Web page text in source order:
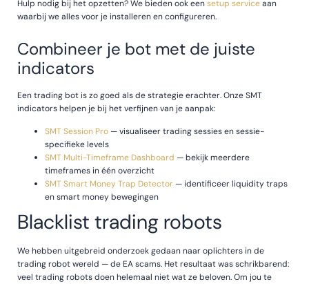
Hulp nodig bij het opzetten? We bieden ook eensetup serviceaan
waarbij we alles voor je installeren en configureren.
Combineer je bot met de juiste
indicators
Een trading bot is zo goed als de strategie erachter. Onze SMT
indicators helpen je bij het verfijnen van je aanpak:
SMT Session Pro— visualiseer trading sessies en sessie-
specifieke levels
SMT Multi-Timeframe Dashboard — bekijk meerdere
timeframes in één overzicht
SMT Smart Money Trap Detector— identificeer liquidity traps
en smart money bewegingen
Blacklist trading robots
We hebben uitgebreid onderzoek gedaan naar oplichters in de
trading robot wereld — de EA scams. Het resultaat was schrikbarend:
veel trading robots doen helemaal niet wat ze beloven. Om jou te